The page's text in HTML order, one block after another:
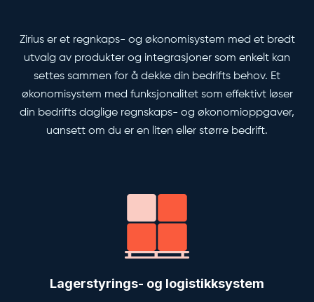
Zirius er et regnkaps- og økonomisystem med et bredt
utvalg av produkter og integrasjoner som enkelt kan
settes sammen for å dekke din bedrifts behov. Et
økonomisystem med funksjonalitet som effektivt løser
din bedrifts daglige regnskaps- og økonomioppgaver,
uansett om du er en liten eller større bedrift.
Lagerstyrings- og logistikksystem